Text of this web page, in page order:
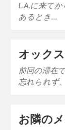
L.A.に来て
あるとき…
オック
前回の滞在
忘れられず
お隣の